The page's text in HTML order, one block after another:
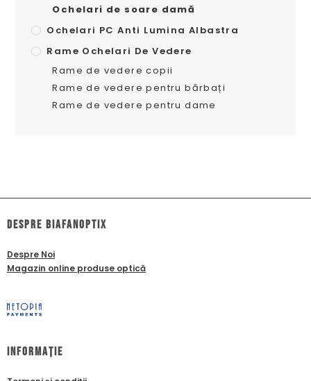
Ochelari de soare damă
Ochelari PC Anti Lumina Albastra
Rame Ochelari De Vedere
Rame de vedere copii
Rame de vedere pentru bărbați
Rame de vedere pentru dame
dESPRE biafanoptix
Despre Noi
Magazin online produse optică
Informație